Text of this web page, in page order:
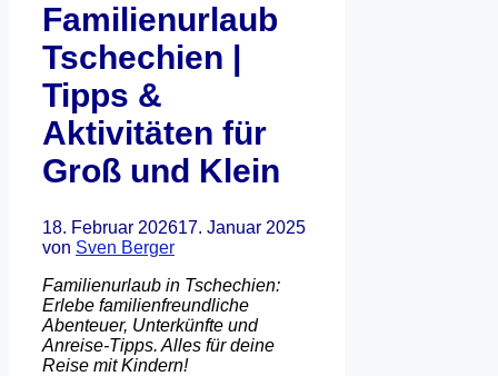
Familienurlaub
Tschechien |
Tipps &
Aktivitäten für
Groß und Klein
18. Februar 202617. Januar 2025
von Sven Berger
Familienurlaub in Tschechien:
Erlebe familienfreundliche
Abenteuer, Unterkünfte und
Anreise-Tipps. Alles für deine
Reise mit Kindern!